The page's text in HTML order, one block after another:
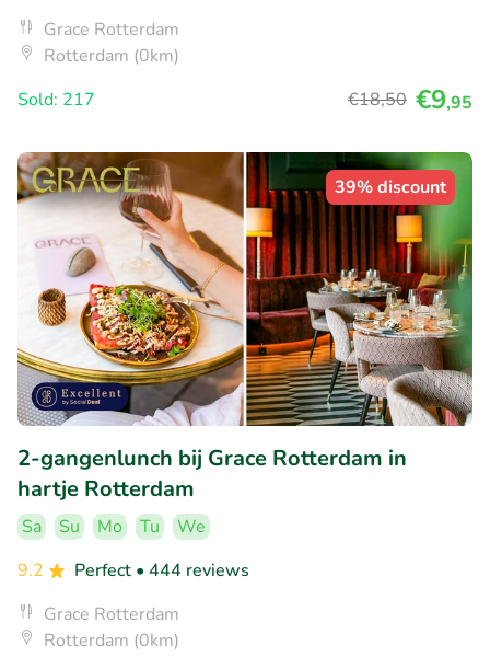
Grace Rotterdam
Rotterdam (0km)
Sold: 217
€18,50 €9,95
39% discount
2-gangenlunch bij Grace Rotterdam in
hartje Rotterdam
Sa Su Mo Tu
We
9.2
Perfect • 444 reviews
Grace Rotterdam
Rotterdam (0km)